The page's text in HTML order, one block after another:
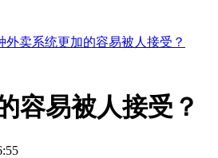
外卖系统更加的容易被人接受？
容易被人接受？